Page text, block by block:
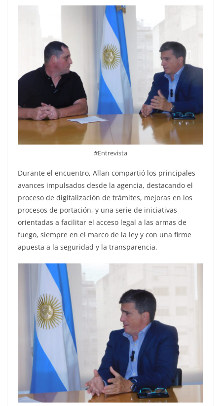
#Entrevista
Durante el encuentro, Allan compartió los principales
avances impulsados desde la agencia, destacando el
proceso de digitalización de trámites, mejoras en los
procesos de portación, y una serie de iniciativas
orientadas a facilitar el acceso legal a las armas de
fuego, siempre en el marco de la ley y con una firme
apuesta a la seguridad y la transparencia.